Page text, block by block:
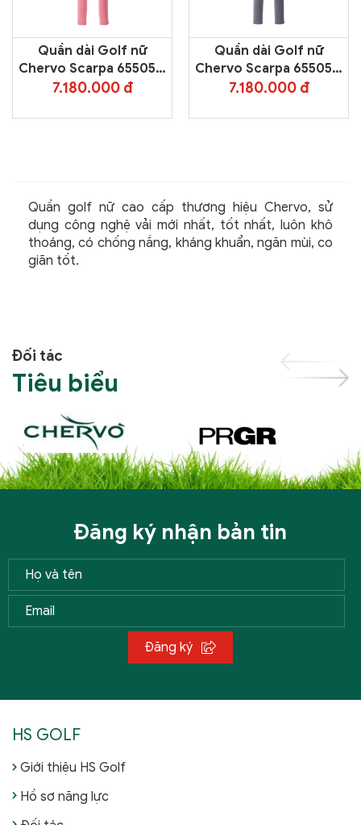
Quần dài Golf nữ
Chervo Scarpa 65505 –
Pink 09G
7.180.000 đ
Quần dài Golf nữ
Chervo Scarpa 65505 –
Blue 065E
7.180.000 đ
Quần golf nữ cao cấp thương hiệu Chervo, sử
dụng công nghệ vải mới nhất, tốt nhất, luôn khô
thoáng, có chống nắng, kháng khuẩn, ngăn mùi, co
giãn tốt.
Đối tác
Tiêu biểu
Đăng ký nhận bản tin
Đăng ký
HS GOLF
Giới thiệu HS Golf
Hồ sơ năng lực